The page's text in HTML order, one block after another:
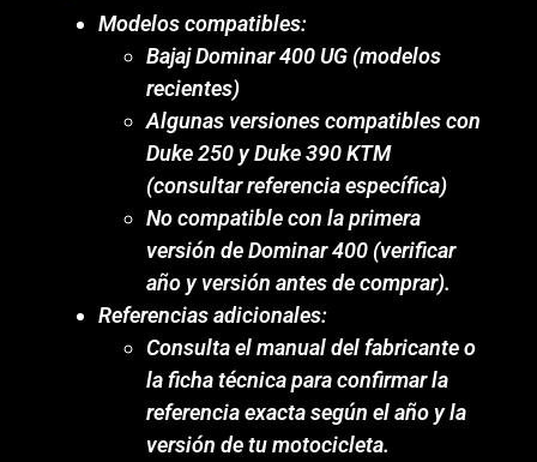
Modelos compatibles:
Bajaj Dominar 400 UG (modelos
recientes)
Algunas versiones compatibles con
Duke 250 y Duke 390 KTM
(consultar referencia específica)
No compatible con la primera
versión de Dominar 400 (verificar
año y versión antes de comprar).
Referencias adicionales:
Consulta el manual del fabricante o
la ficha técnica para confirmar la
referencia exacta según el año y la
versión de tu motocicleta.